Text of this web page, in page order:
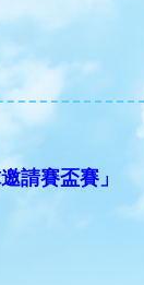
請賽盃賽」